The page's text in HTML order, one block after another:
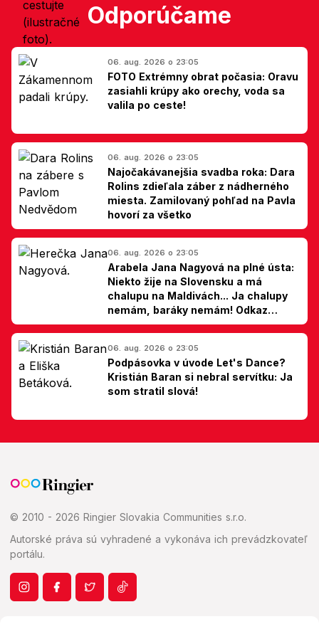
Odporúčame
06. aug. 2026 o 23:05
FOTO Extrémny obrat počasia: Oravu
zasiahli krúpy ako orechy, voda sa
valila po ceste!
06. aug. 2026 o 23:05
Najočakávanejšia svadba roka: Dara
Rolins zdieľala záber z nádherného
miesta. Zamilovaný pohľad na Pavla
hovorí za všetko
06. aug. 2026 o 23:05
Arabela Jana Nagyová na plné ústa:
Niekto žije na Slovensku a má
chalupu na Maldivách... Ja chalupy
nemám, baráky nemám! Odkaz
Slovákom
06. aug. 2026 o 23:05
Podpásovka v úvode Let's Dance?
Kristián Baran si nebral servítku: Ja
som stratil slová!
© 2010 - 2026 Ringier Slovakia Communities s.r.o.
Autorské práva sú vyhradené a vykonáva ich prevádzkovateľ
portálu.